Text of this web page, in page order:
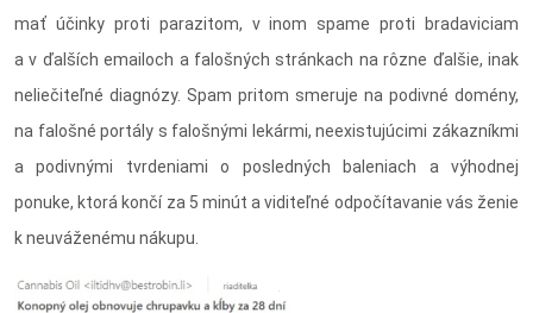
mať účinky proti parazitom, v inom spame proti bradaviciam
a v ďalších emailoch a falošných stránkach na rôzne ďalšie, inak
neliečiteľné diagnózy. Spam pritom smeruje na podivné domény,
na falošné portály s falošnými lekármi, neexistujúcimi zákazníkmi
a podivnými tvrdeniami o posledných baleniach a výhodnej
ponuke, ktorá končí za 5 minút a viditeľné odpočítavanie vás ženie
k neuváženému nákupu.